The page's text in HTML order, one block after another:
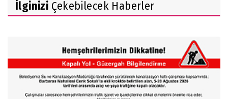
İlginizi Çekebilecek Haberler